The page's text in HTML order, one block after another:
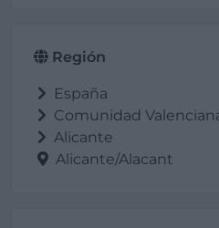
Región
España
Comunidad
Alicante
Alicante/Alacant